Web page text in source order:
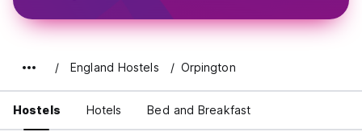
England Hostels Orpington
Hostels Hotels Bed and Breakfast